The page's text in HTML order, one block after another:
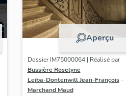
Aperçu
Dossier IM75000064 | Réalisé par
Bussière Roselyne -
Leiba-Dontenwill Jean-François -
Marchand Maud